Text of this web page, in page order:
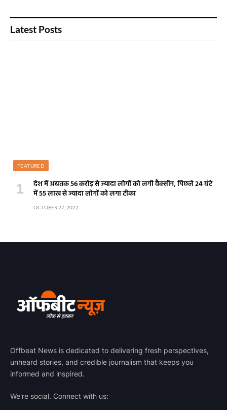
Latest Posts
FEATURED
देश में अबतक 56 करोड़ से ज्यादा लोगों को लगी वैक्सीन, पिछले 24 घंटे
में 55 लाख से ज्यादा लोगों को लगा टीका
OCTOBER 27, 2022
Offbeat News is dedicated to delivering fresh perspectives,
unheard stories, and credible journalism that keeps you
informed and inspired.
We're social. Connect with us: